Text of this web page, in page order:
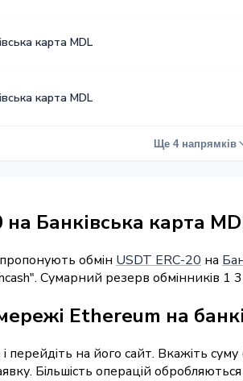
карта MDL
карта MDL
Ще 4 напрямків
Банківська карта
обмін USDT ERC-20 на
Сумарний резерв обмінників 1
Ethereum на
перейдіть на його сайт. Вкажіть
Більшість операцій